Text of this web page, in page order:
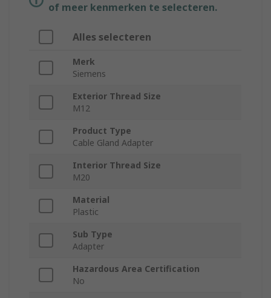
of meer kenmerken te selecteren.
Alles selecteren
Merk
Siemens
Exterior Thread Size
M12
Product Type
Cable Gland Adapter
Interior Thread Size
M20
Material
Plastic
Sub Type
Adapter
Hazardous Area Certification
No